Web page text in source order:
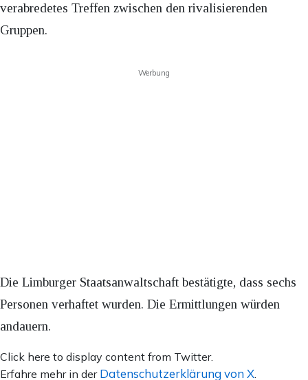
verabredetes Treffen zwischen den rivalisierenden
Gruppen.
Werbung
Die Limburger Staatsanwaltschaft bestätigte, dass sechs
Personen verhaftet wurden. Die Ermittlungen würden
andauern.
Inhalt
von
Click here to display content from Twitter.
Erfahre mehr in der Datenschutzerklärung von X.